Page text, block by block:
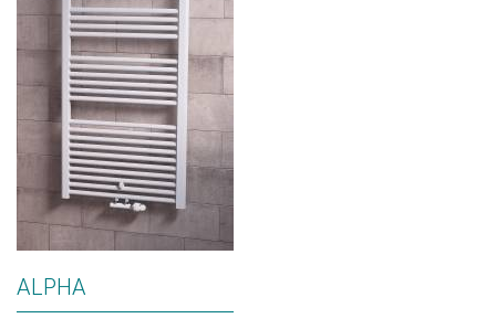
ALPHA